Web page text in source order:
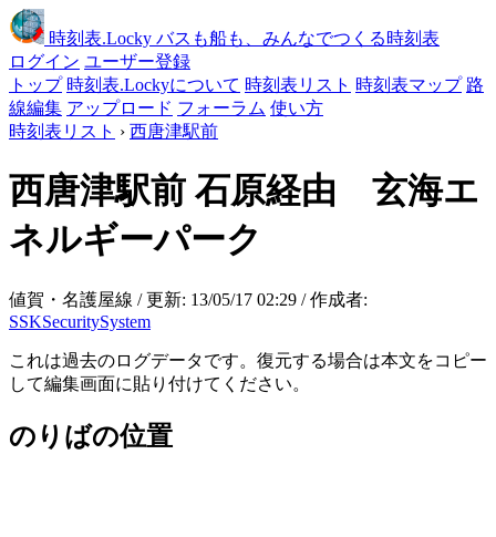
時刻表.Locky バスも船も、みんなでつくる時刻表
ログイン ユーザー登録
トップ 時刻表.Lockyについて 時刻表リスト 時刻表マップ 路
線編集 アップロード フォーラム 使い方
時刻表リスト › 西唐津駅前
西唐津駅前 石原経由 玄海エ
ネルギーパーク
値賀・名護屋線 / 更新: 13/05/17 02:29 / 作成者:
SSKSecuritySystem
これは過去のログデータです。復元する場合は本文をコピー
して編集画面に貼り付けてください。
のりばの位置